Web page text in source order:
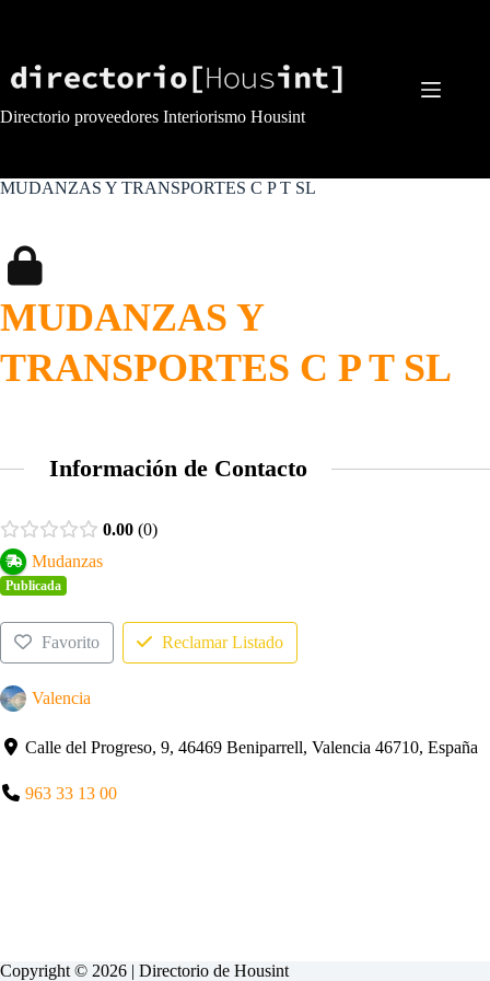
Directorio proveedores Interiorismo Housint
MUDANZAS Y TRANSPORTES C P T SL
MUDANZAS Y
TRANSPORTES C P T SL
Información de Contacto
0.00 0
Mudanzas
Publicada
Favorito Reclamar Listado
Valencia
Calle del Progreso, 9, 46469 Beniparrell, Valencia 46710, España
963 33 13 00
Copyright © 2026 | Directorio de Housint